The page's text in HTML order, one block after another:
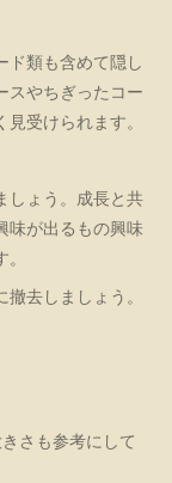
ド類も含めて隠し
スやちぎったコー
受けられます。
しょう。成長と共
味が出るもの興味
去しましょう。
さも参考にして